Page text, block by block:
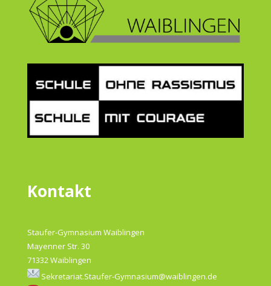
Kontakt
Staufer-Gymnasium Waiblingen
Mayenner Str. 30
71332 Waiblingen
Sekretariat.Staufer-Gymnasium@waiblingen.de